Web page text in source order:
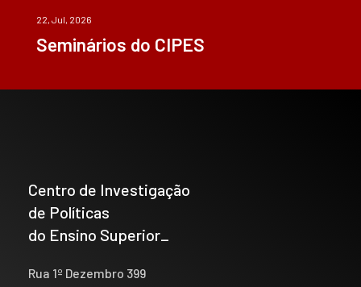
22, Jul, 2026
Seminários do CIPES
Centro de Investigação
de Políticas
do Ensino Superior_
Rua 1º Dezembro 399